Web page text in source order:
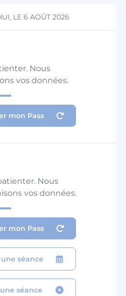
LE 6 AOÛT 2026
Nous
vos données.
mon Pass
Nous
vos données.
mon Pass
séance
séance